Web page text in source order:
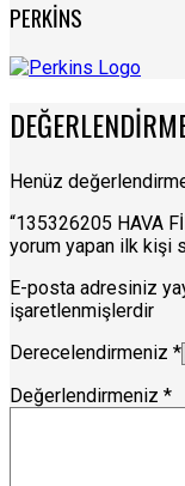
PERKİNS
Henüz
“135326205 HAVA
yorum yapan ilk kişi
E-posta adresiniz
işaretlenmişlerdir
Derecelendirmeniz *
Değerlendirmeniz *